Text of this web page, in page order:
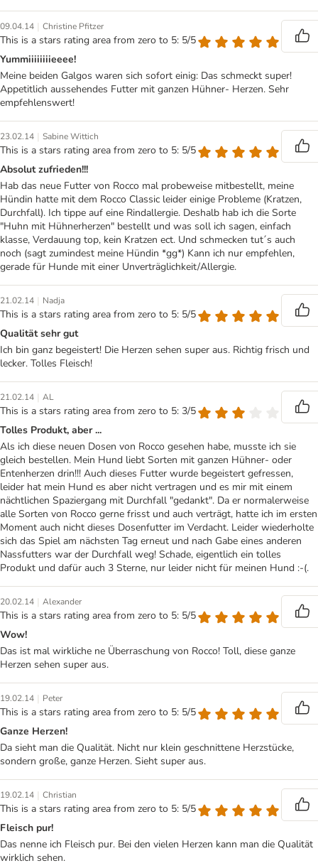
09.04.14 | Christine Pfitzer
This is a stars rating area from zero to 5: 5/5
Yummiiiiiiiieeee!
Meine beiden Galgos waren sich sofort einig: Das schmeckt super!
Appetitlich aussehendes Futter mit ganzen Hühner- Herzen. Sehr
empfehlenswert!
23.02.14 | Sabine Wittich
This is a stars rating area from zero to 5: 5/5
Absolut zufrieden!!!
Hab das neue Futter von Rocco mal probeweise mitbestellt, meine
Hündin hatte mit dem Rocco Classic leider einige Probleme (Kratzen,
Durchfall). Ich tippe auf eine Rindallergie. Deshalb hab ich die Sorte
"Huhn mit Hühnerherzen" bestellt und was soll ich sagen, einfach
klasse, Verdauung top, kein Kratzen ect. Und schmecken tut´s auch
noch (sagt zumindest meine Hündin *gg*) Kann ich nur empfehlen,
gerade für Hunde mit einer Unverträglichkeit/Allergie.
21.02.14 | Nadja
This is a stars rating area from zero to 5: 5/5
Qualität sehr gut
Ich bin ganz begeistert! Die Herzen sehen super aus. Richtig frisch und
lecker. Tolles Fleisch!
21.02.14 | AL
This is a stars rating area from zero to 5: 3/5
Tolles Produkt, aber ...
Als ich diese neuen Dosen von Rocco gesehen habe, musste ich sie
gleich bestellen. Mein Hund liebt Sorten mit ganzen Hühner- oder
Entenherzen drin!!! Auch dieses Futter wurde begeistert gefressen,
leider hat mein Hund es aber nicht vertragen und es mir mit einem
nächtlichen Spaziergang mit Durchfall "gedankt". Da er normalerweise
alle Sorten von Rocco gerne frisst und auch verträgt, hatte ich im ersten
Moment auch nicht dieses Dosenfutter im Verdacht. Leider wiederholte
sich das Spiel am nächsten Tag erneut und nach Gabe eines anderen
Nassfutters war der Durchfall weg! Schade, eigentlich ein tolles
Produkt und dafür auch 3 Sterne, nur leider nicht für meinen Hund :-(.
20.02.14 | Alexander
This is a stars rating area from zero to 5: 5/5
Wow!
Das ist mal wirkliche ne Überraschung von Rocco! Toll, diese ganze
Herzen sehen super aus.
19.02.14 | Peter
This is a stars rating area from zero to 5: 5/5
Ganze Herzen!
Da sieht man die Qualität. Nicht nur klein geschnittene Herzstücke,
sondern große, ganze Herzen. Sieht super aus.
19.02.14 | Christian
This is a stars rating area from zero to 5: 5/5
Fleisch pur!
Das nenne ich Fleisch pur. Bei den vielen Herzen kann man die Qualität
wirklich sehen.